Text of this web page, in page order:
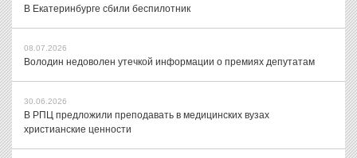
В Екатеринбурге сбили беспилотник
08.07.2026
Володин недоволен утечкой информации о премиях депутатам
30.06.2026
В РПЦ предложили преподавать в медицинских вузах
христианские ценности